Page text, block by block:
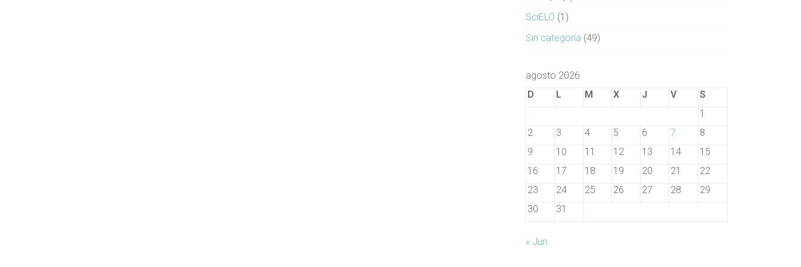
SciELO (1)
Sin categoría (49)
agosto 2026
D
L M X J V
S
1
2
3 4 5 6 7
8
9
10 11 12 13 14
15
16
17 18 19 20 21
22
23
24 25 26 27 28
29
30
31
« Jun